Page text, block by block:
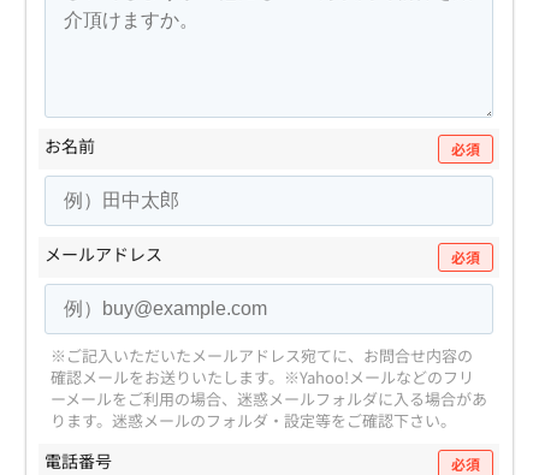
お名前 必須
メールアドレス 必須
※ご記入いただいたメールアドレス宛てに、お問合せ内容の
確認メールをお送りいたします。 ※Yahoo!メールなどのフリ
ーメールをご利用の場合、迷惑メールフォルダに入る場合があ
ります。迷惑メールのフォルダ・設定等をご確認下さい。
電話番号 必須